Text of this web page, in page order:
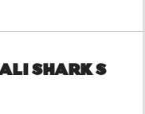
SHARK S